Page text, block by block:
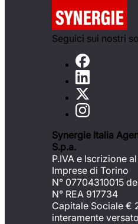
Seguici sui nostri
Synergie Italia
S.p.a.
P.IVA e Iscrizione
Imprese di Torino
N° 07704310015
N° REA 917734
Capitale Sociale €
interamente versato